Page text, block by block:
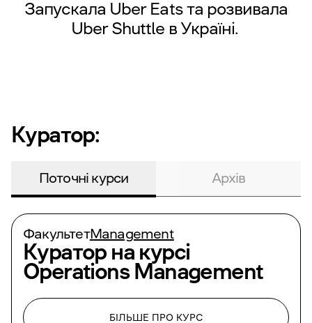
Запускала Uber Eats та розвивала
Uber Shuttle в Україні.
Куратор:
Поточні курси Архів
ФакультетManagement
Куратор на курсі
Operations Management
БІЛЬШЕ ПРО КУРС